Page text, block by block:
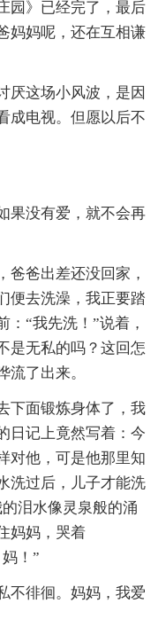
园》已经完了，最后
妈妈呢，还在互相谦
厌这场小风波，是因
成电视。但愿以后不
果没有爱，就不会再
爸爸出差还没回家，
便去洗澡，我正要踏
“我先洗！”说着，
是无私的吗？这回怎
了出来。
下面锻炼身体了，我
日记上竟然写着：今
对他，可是他那里知
洗过后，儿子才能洗
泪水像灵泉般的涌
妈妈，哭着
！”
不徘徊。妈妈，我爱